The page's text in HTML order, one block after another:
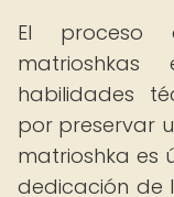
El proceso
habilidades
por preservar
matrioshka es
dedicación de